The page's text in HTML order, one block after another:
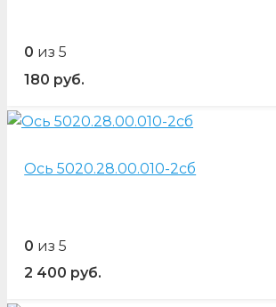
0 из 5
180 руб.
Ось 5020.28.00.010-2сб
0 из 5
2 400 руб.